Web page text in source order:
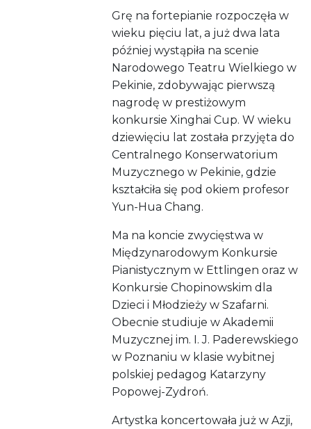
Grę na fortepianie rozpoczęła w
wieku pięciu lat, a już dwa lata
później wystąpiła na scenie
Narodowego Teatru Wielkiego w
Pekinie, zdobywając pierwszą
nagrodę w prestiżowym
konkursie Xinghai Cup. W wieku
dziewięciu lat została przyjęta do
Centralnego Konserwatorium
Muzycznego w Pekinie, gdzie
kształciła się pod okiem profesor
Yun-Hua Chang.
Ma na koncie zwycięstwa w
Międzynarodowym Konkursie
Pianistycznym w Ettlingen oraz w
Konkursie Chopinowskim dla
Dzieci i Młodzieży w Szafarni.
Obecnie studiuje w Akademii
Muzycznej im. I. J. Paderewskiego
w Poznaniu w klasie wybitnej
polskiej pedagog Katarzyny
Popowej-Zydroń.
Artystka koncertowała już w Azji,